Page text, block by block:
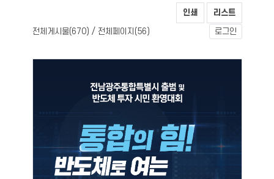
인쇄 리스트
전체게시물(670) / 전체페이지(56 ) 로그인